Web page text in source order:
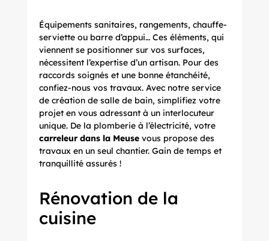
Équipements sanitaires, rangements, chauffe-
serviette ou barre d’appui… Ces éléments, qui
viennent se positionner sur vos surfaces,
nécessitent l’expertise d’un artisan. Pour des
raccords soignés et une bonne étanchéité,
confiez-nous vos travaux. Avec notre service
de création de salle de bain, simplifiez votre
projet en vous adressant à un interlocuteur
unique. De la plomberie à l’électricité, votre
carreleur dans la Meusevous propose des
travaux en un seul chantier. Gain de temps et
tranquillité assurés !
Rénovation de la
cuisine